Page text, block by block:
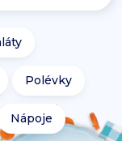
Polévky
Nápoje